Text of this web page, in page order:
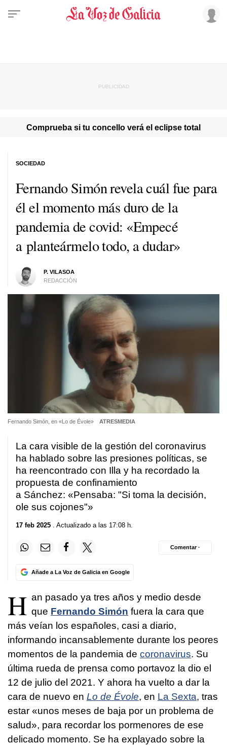
Comprueba si tu concello verá el eclipse total
Fernando Simón revela cuál fue para
él el momento más duro de la
pandemia de covid: «Empecé
a planteármelo todo, a dudar»
P. VILASOA
REDACCIÓN
SOCIEDAD
Fernando Simón, en «Lo de Évole» ATRESMEDIA
La cara visible de la gestión del coronavirus
ha hablado sobre las presiones políticas, se
ha reencontrado con Illa y ha recordado la
propuesta de confinamiento
a Sánchez: «Pensaba: "Si toma la decisión,
ole sus cojones"»
17 feb 2025 . Actualizado a las 17:08 h.
Añade a La Voz de Galicia en Google
Comentar ·
H an pasado ya tres años y medio desde
que Fernando Simón fuera la cara que
más veían los españoles, casi a diario,
informando incansablemente durante los peores
momentos de la pandemia de coronavirus. Su
última rueda de prensa como portavoz la dio el
12 de julio del 2021. Y ahora ha vuelto a dar la
cara de nuevo en Lo de Évole, en La Sexta, tras
estar «unos meses de baja por un problema de
salud», para recordar los pormenores de ese
delicado momento. Se ha explayado sobre la